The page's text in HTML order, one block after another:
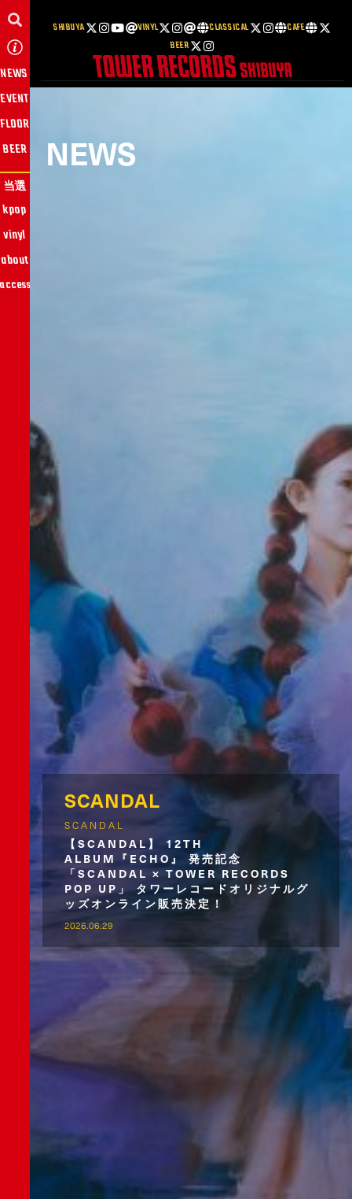
SHIBUYA VINYL CLASSICAL
CAFE
BEER
NEWS
EVENT
当選
FLOOR
BEER
kpop
vinyl
about
NEWS
SCANDAL
SCANDAL
【SCANDAL】 12TH
ALBUM『ECHO』 発売記念
「SCANDAL × TOWER RECORDS
POP UP」 タワーレコードオリジナルグ
ッズオンライン販売決定！
2026.06.29